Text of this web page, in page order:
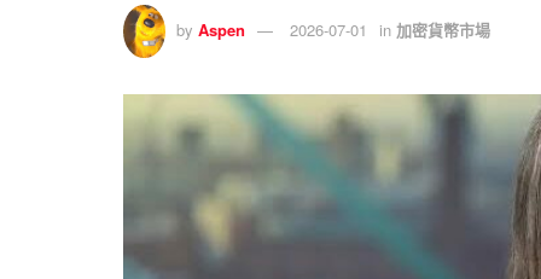
by Aspen 2026-07-01 in 加密貨幣市場